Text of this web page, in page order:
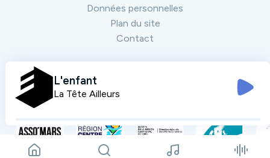
Données personnelles
Plan du site
Contact
Nos partenaires Tout voir
L'enfant
La Tête Ailleurs